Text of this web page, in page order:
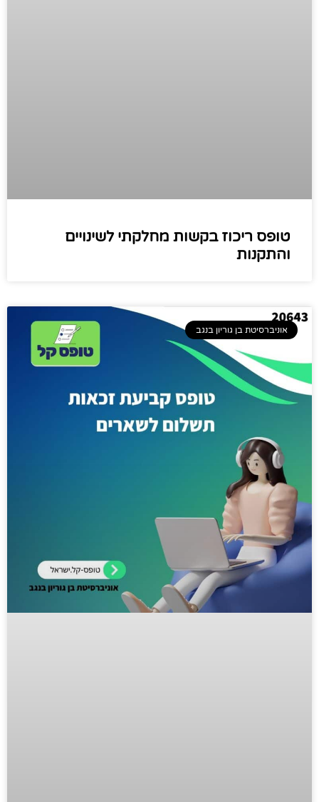
טופס ריכוז בקשות מחלקתי לשינויים
והתקנות
אוניברסיטת בן גוריון בנגב